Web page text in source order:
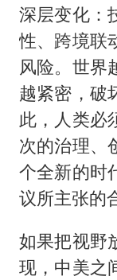
深层变化：
性、跨境联
风险。世界
越紧密，破
此，人类必
次的治理、
个全新的时
议所主张的
如果把视野
现，中美之